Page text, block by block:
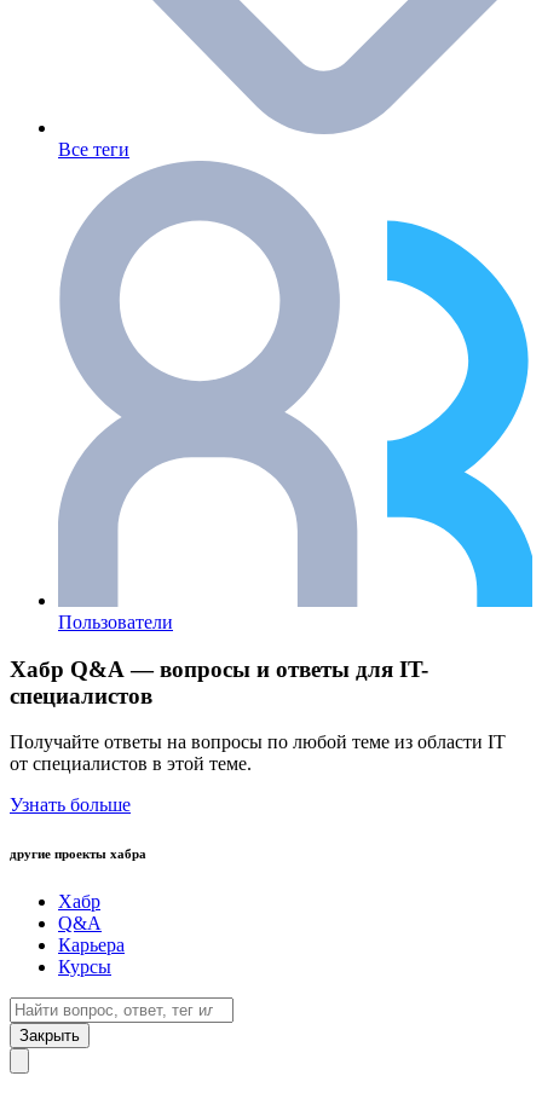
Все теги
Пользователи
Хабр Q&A — вопросы и ответы для IT-
специалистов
Получайте ответы на вопросы по любой теме из области IT
от специалистов в этой теме.
Узнать больше
другие проекты хабра
Хабр
Q&A
Карьера
Курсы
Закрыть